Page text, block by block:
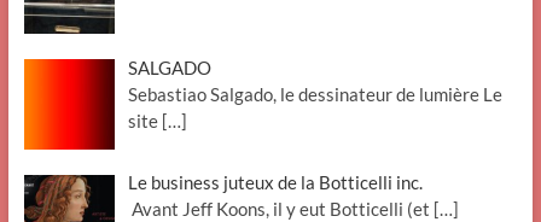
SALGADO
Sebastiao Salgado, le dessinateur de lumière Le
site […]
Le business juteux de la Botticelli inc.
Avant Jeff Koons, il y eut Botticelli (et […]